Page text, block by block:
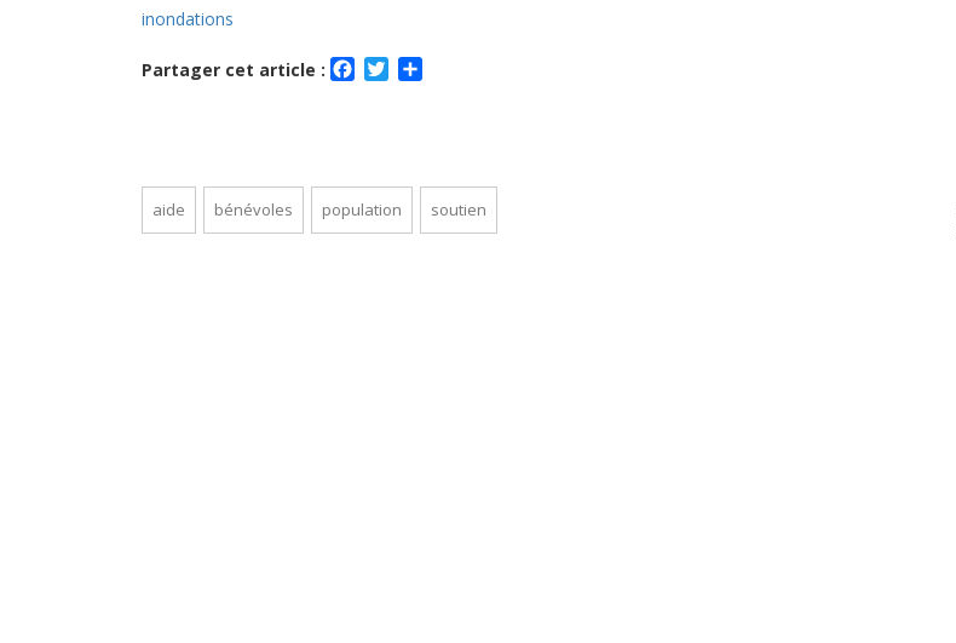
inondations
Partager cet article : Facebook
Twitter
aide bénévoles population soutien